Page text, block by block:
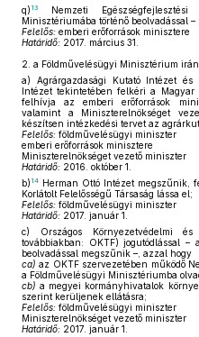
q) 13
Nemzeti
Minisztériumába történő beolvadással
Felelős: emberi erőforrások minisztere
Határidő: 2017. március 31.
2. a Földművelésügyi Minisztérium
a) Agrárgazdasági Kutató Intézet
Intézet tekintetében felkéri a Magyar
felhívja az emberi erőforrások
valamint a Miniszterelnökséget
készítsen intézkedési tervet az
Felelős: földművelésügyi miniszter
emberi erőforrások minisztere
Miniszterelnökséget vezető miniszter
Határidő: 2016. október 1.
b) 14 Herman Ottó Intézet megszűnik,
Korlátolt Felelősségű Társaság lássa el;
Felelős: földművelésügyi miniszter
Határidő: 2017. január 1.
c) Országos Környezetvédelmi és
továbbiakban: OKTF) jogutódlással –
beolvadással megszűnik –, azzal hogy
ca) az OKTF szervezetében működő
a Földművelésügyi Minisztériumba
cb) a megyei kormányhivatalok
szerint kerüljenek ellátásra;
Felelős: földművelésügyi miniszter
Miniszterelnökséget vezető miniszter
Határidő: 2017. január 1.